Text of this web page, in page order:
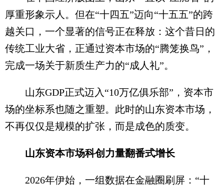
厚重形象示人。但在“十四五”迈向“十五五”的跨
越关口，一个显著的信号正在释放：这个昔日的
传统工业大省，正通过资本市场的“腾笼换鸟”，
完成一场关于新质生产力的“成人礼”。
山东GDP正式迈入“10万亿俱乐部”，资本市
场的坐标系也随之重塑。此时的山东资本市场，
不再仅仅是规模的扩张，而是成色的质变。
山东资本市场科创力量翻番式增长
2026年伊始，一组数据在金融圈刷屏：“十